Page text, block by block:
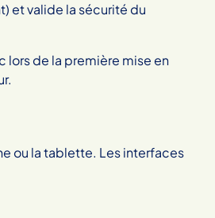
et valide la sécurité du
lors de la première mise en
ou la tablette. Les interfaces